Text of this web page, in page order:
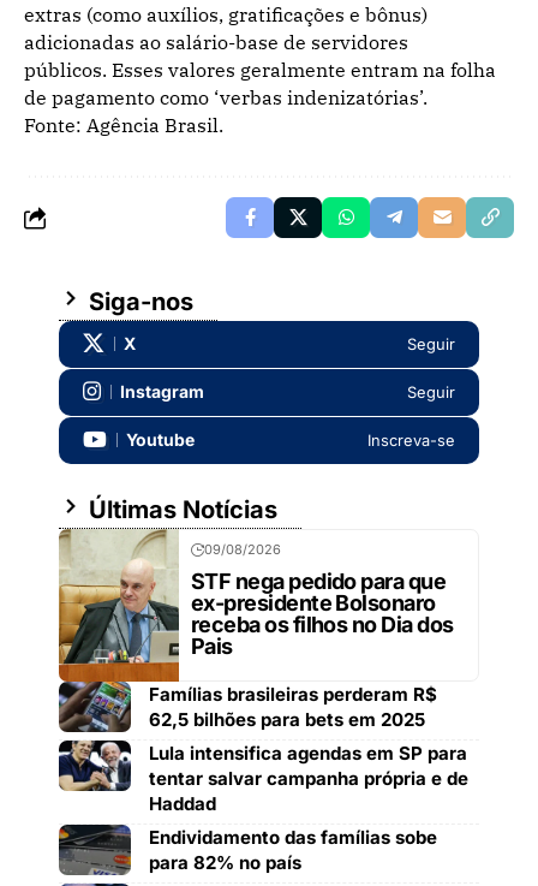
extras (como auxílios, gratificações e bônus)
adicionadas ao salário-base de servidores
públicos. Esses valores geralmente entram na folha
de pagamento como ‘verbas indenizatórias’.
Fonte: Agência Brasil.
Siga-nos
X Seguir
Instagram Seguir
Youtube Inscreva-se
Últimas Notícias
09/08/2026
STF nega pedido para que
ex-presidente Bolsonaro
receba os filhos no Dia dos
Pais
Famílias brasileiras perderam R$
62,5 bilhões para bets em 2025
Lula intensifica agendas em SP para
tentar salvar campanha própria e de
Haddad
Endividamento das famílias sobe
para 82% no país